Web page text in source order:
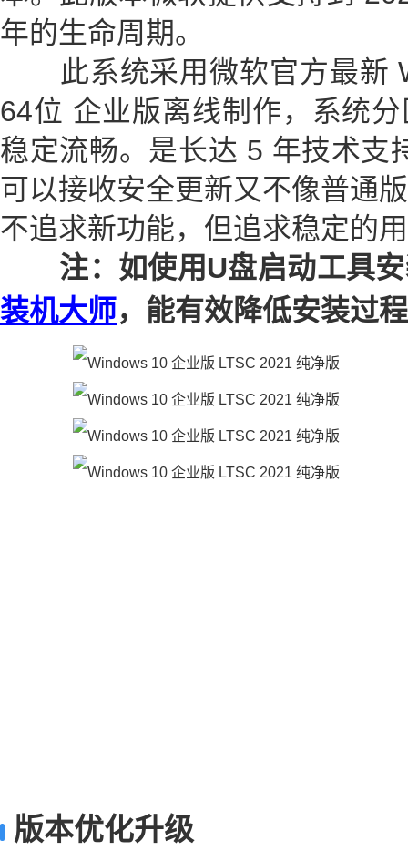
年的生命周期。
此系统采用微软官方最新
64位 企业版离线制作，系统
稳定流畅。是长达 5 年技术支
可以接收安全更新又不像普通
不追求新功能，但追求稳定的
注：如使用U盘启动工具安
装机大师，能有效降低安装过
版本优化升级